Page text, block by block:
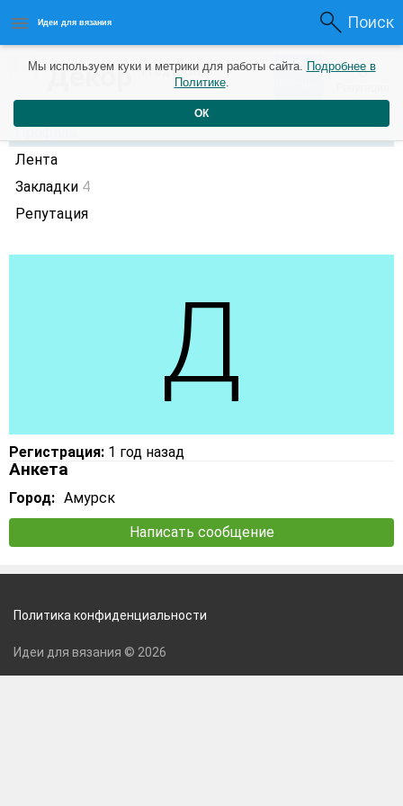
Идеи для вязания Поиск
Декор1 год назад 0 0
Профиль
Лента
Закладки 4
Репутация
Регистрация: 1 год назад
Анкета
Город: Амурск
Написать сообщение
Мы используем куки и метрики для работы сайта. Подробнее в
Политике.
ОК
Политика конфиденциальности
Идеи для вязания © 2026